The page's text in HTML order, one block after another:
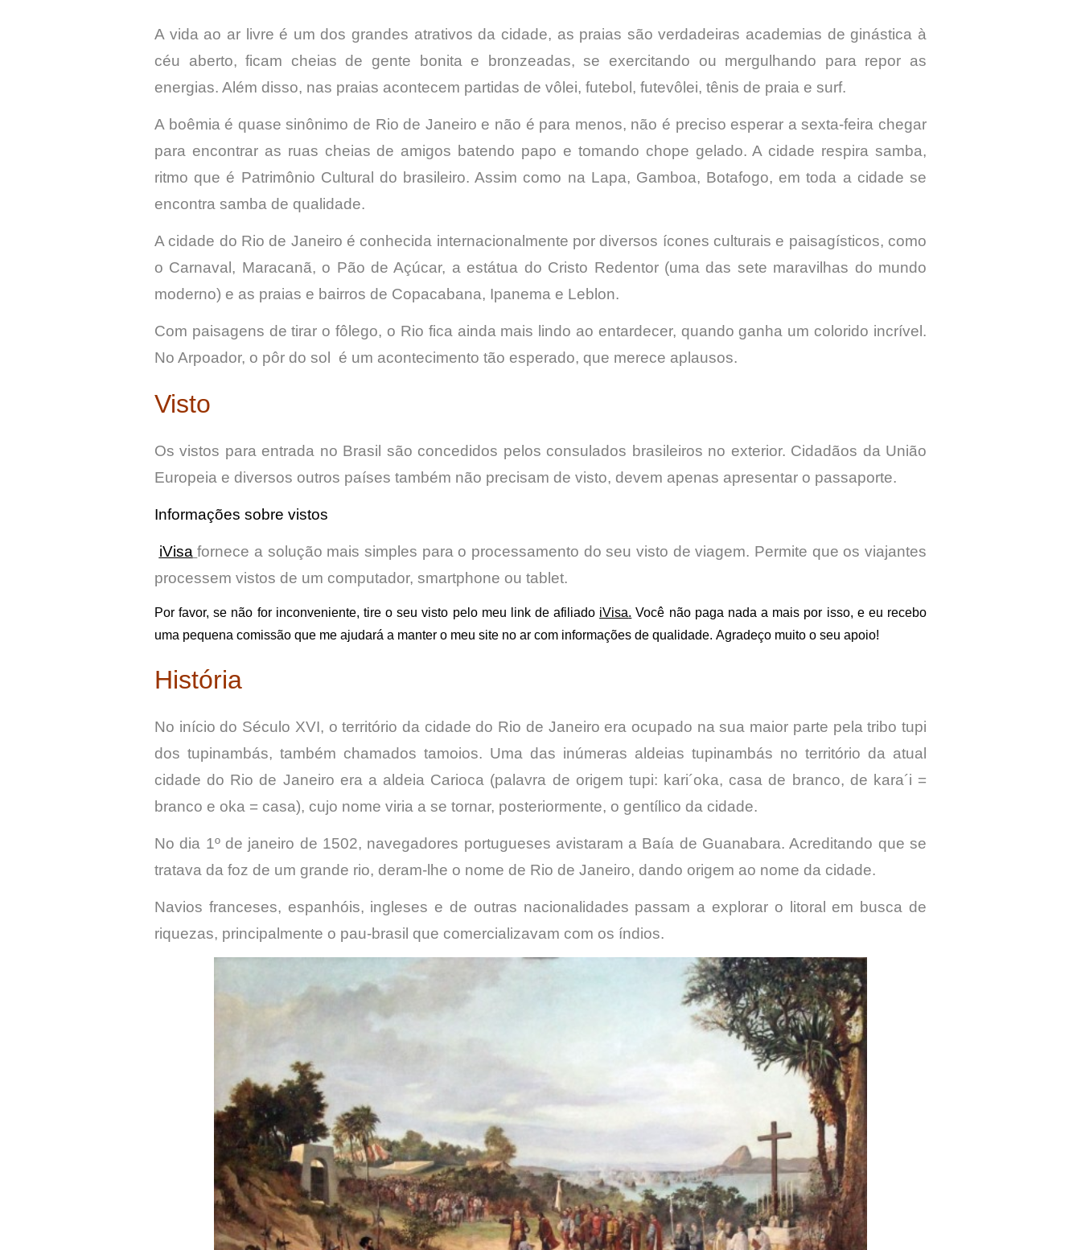
A vida ao ar livre é um dos grandes atrativos da cidade, as praias são verdadeiras academias de ginástica à
céu aberto, ficam cheias de gente bonita e bronzeadas, se exercitando ou mergulhando para repor as
energias. Além disso, nas praias acontecem partidas de vôlei, futebol, futevôlei, tênis de praia e surf.
A boêmia é quase sinônimo de Rio de Janeiro e não é para menos, não é preciso esperar a sexta-feira chegar
para encontrar as ruas cheias de amigos batendo papo e tomando chope gelado. A cidade respira samba,
ritmo que é Patrimônio Cultural do brasileiro. Assim como na Lapa, Gamboa, Botafogo, em toda a cidade se
encontra samba de qualidade.
A cidade do Rio de Janeiro é conhecida internacionalmente por diversos ícones culturais e paisagísticos, como
o Carnaval, Maracanã, o Pão de Açúcar, a estátua do Cristo Redentor (uma das sete maravilhas do mundo
moderno) e as praias e bairros de Copacabana, Ipanema e Leblon.
Com paisagens de tirar o fôlego, o Rio fica ainda mais lindo ao entardecer, quando ganha um colorido incrível.
No Arpoador, o pôr do sol é um acontecimento tão esperado, que merece aplausos.
Visto
Os vistos para entrada no Brasil são concedidos pelos consulados brasileiros no exterior. Cidadãos da União
Europeia e diversos outros países também não precisam de visto, devem apenas apresentar o passaporte.
Informações sobre vistos
iVisa fornece a solução mais simples para o processamento do seu visto de viagem. Permite que os viajantes
processem vistos de um computador, smartphone ou tablet.
Por favor, se não for inconveniente, tire o seu visto pelo meu link de afiliado iVisa. Você não paga nada a mais por isso, e eu recebo
uma pequena comissão que me ajudará a manter o meu site no ar com informações de qualidade. Agradeço muito o seu apoio!
História
No início do Século XVI, o território da cidade do Rio de Janeiro era ocupado na sua maior parte pela tribo tupi
dos tupinambás, também chamados tamoios. Uma das inúmeras aldeias tupinambás no território da atual
cidade do Rio de Janeiro era a aldeia Carioca (palavra de origem tupi: kari´oka, casa de branco, de kara´i =
branco e oka = casa), cujo nome viria a se tornar, posteriormente, o gentílico da cidade.
No dia 1º de janeiro de 1502, navegadores portugueses avistaram a Baía de Guanabara. Acreditando que se
tratava da foz de um grande rio, deram-lhe o nome de Rio de Janeiro, dando origem ao nome da cidade.
Navios franceses, espanhóis, ingleses e de outras nacionalidades passam a explorar o litoral em busca de
riquezas, principalmente o pau-brasil que comercializavam com os índios.